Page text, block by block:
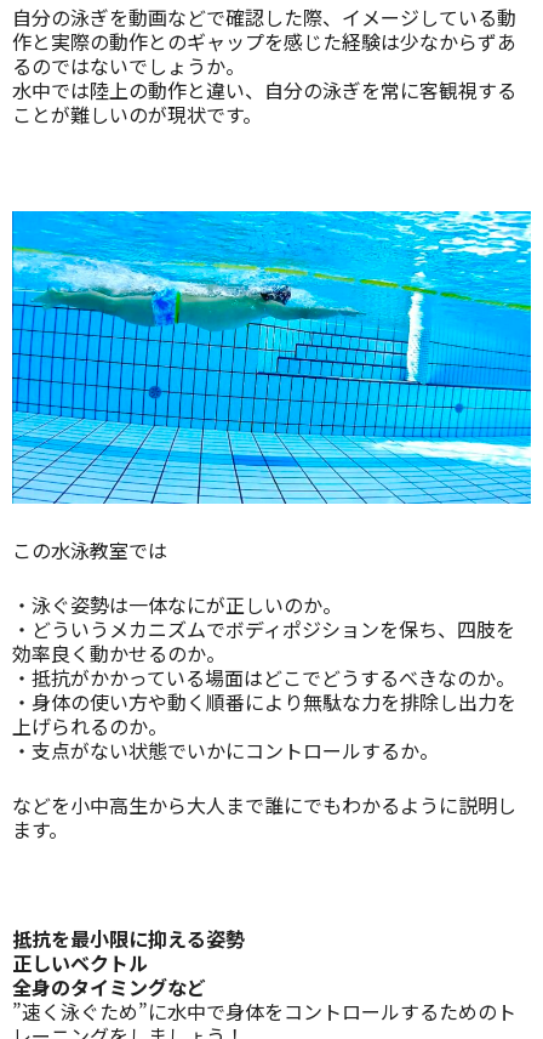
自分の泳ぎを動画などで確認した際、イメージしている動
作と実際の動作とのギャップを感じた経験は少なからずあ
るのではないでしょうか。
水中では陸上の動作と違い、自分の泳ぎを常に客観視する
ことが難しいのが現状です。
この水泳教室では
・泳ぐ姿勢は一体なにが正しいのか。
・どういうメカニズムでボディポジションを保ち、四肢を
効率良く動かせるのか。
・抵抗がかかっている場面はどこでどうするべきなのか。
・身体の使い方や動く順番により無駄な力を排除し出力を
上げられるのか。
・支点がない状態でいかにコントロールするか。
などを小中高生から大人まで誰にでもわかるように説明し
ます。
抵抗を最小限に抑える姿勢
正しいベクトル
全身のタイミングなど
”速く泳ぐため”に水中で身体をコントロールするためのト